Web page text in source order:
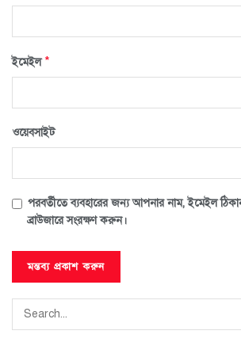
ইমেইল*
ওয়েবসাইট
পরবর্তীতে ব্যবহারের জন্য আপনার নাম, ইমেইল
ব্রাউজারে সংরক্ষণ করুন।